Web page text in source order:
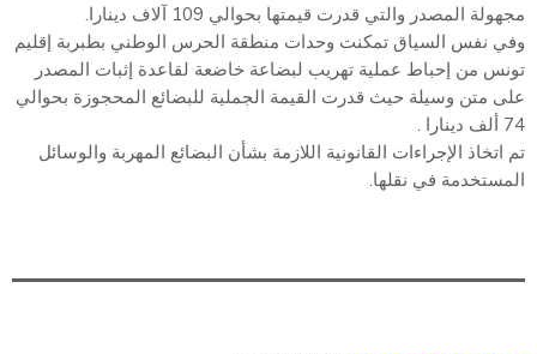
مجهولة المصدر والتي قدرت قيمتها بحوالي 109 آلاف دينارا.
وفي نفس السياق تمكنت وحدات منطقة الحرس الوطني بطبربة إقليم
تونس من إحباط عملية تهريب لبضاعة خاضعة لقاعدة إثبات المصدر
على متن وسيلة حيث قدرت القيمة الجملية للبضائع المحجوزة بحوالي
74 ألف دينارا .
تم اتخاذ الإجراءات القانونية اللازمة بشأن البضائع المهربة والوسائل
المستخدمة في نقلها.